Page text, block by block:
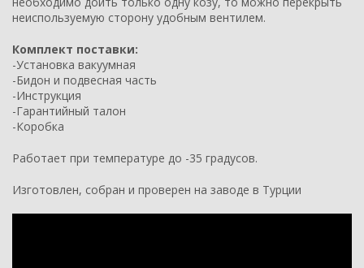
неиспользуемую сторону удобным вентилем.
Комплект поставки:
-Установка вакуумная
-Бидон и подвесная часть
-Инструкция
-Гарантийный талон
-Коробка
Работает при температуре до -35 градусов.
Изготовлен, собран и проверен на заводе в Турции